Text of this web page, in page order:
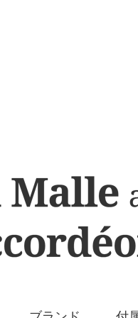
ブランド 付